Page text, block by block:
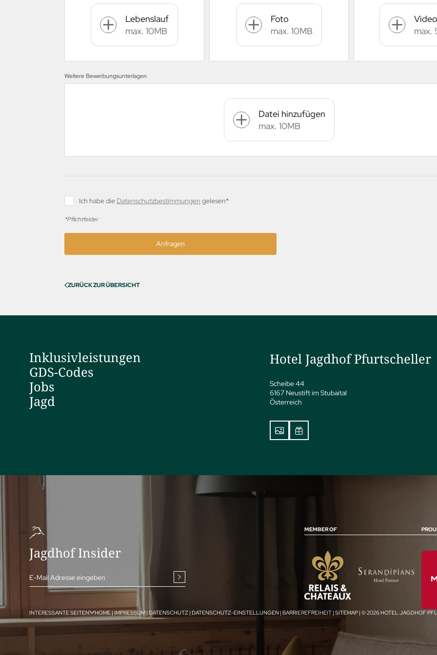
Lebenslauf
max. 10MB
Foto
max. 10MB
max.
Weitere Bewerbungsunterlagen
Datei hinzufügen
max. 10MB
Ich habe die Datenschutzbestimmungen gelesen*
*Pflichtfelder
Anfragen
ZURÜCK ZUR ÜBERSICHT
Inklusivleistungen
GDS-Codes
Jobs
Jagd
Hotel Jagdhof Pfurtscheller
Scheibe 44
6167 Neustift im Stubaital
Österreich
Jagdhof Insider
E-Mail Adresse eingeben
MEMBER OF
INTERESSANTE SEITEN HOME | IMPRESSUM | DATENSCHUTZ | DATENSCHUTZ-EINSTELLUNGEN | BARRIEREFREIHEIT | SITEMAP | © 2026 HOTEL JAGDHOF